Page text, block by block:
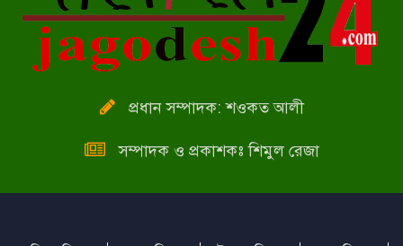
প্রধান সম্পাদক: শওকত আলী
সম্পাদক ও প্রকাশকঃ শিমুল রেজা